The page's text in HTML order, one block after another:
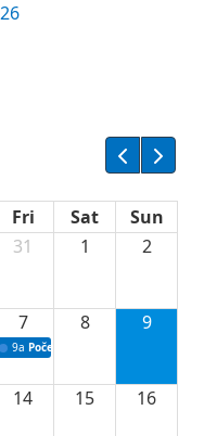
Fri Sat
Sun
sa neprofitnim
31 1 2
o stipendijama za
razvoju vodne infrastrukture u
7
9a Početak izgradnje nove
8 9
14 15 16